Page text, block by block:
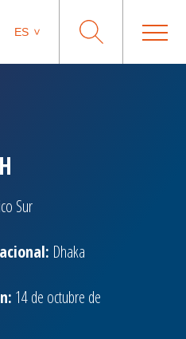
ES
Sur
Dhaka
14 de octubre de